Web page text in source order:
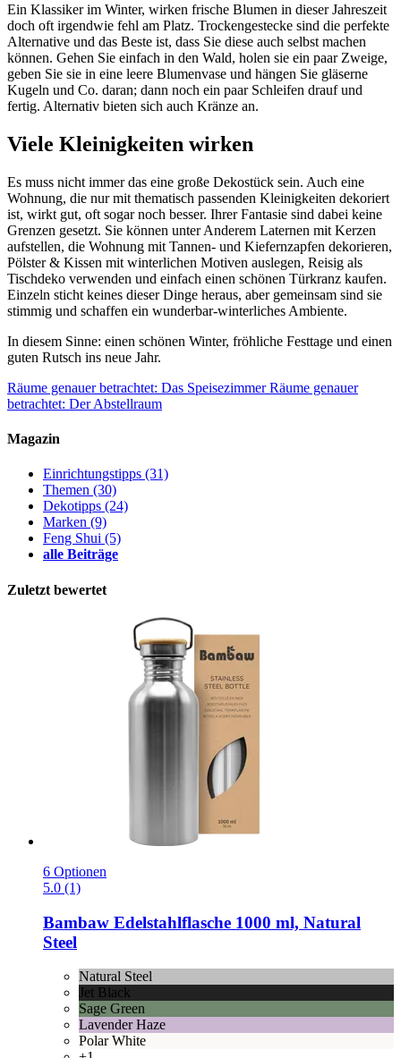
Ein Klassiker im Winter, wirken frische Blumen in dieser Jahreszeit
doch oft irgendwie fehl am Platz. Trockengestecke sind die perfekte
Alternative und das Beste ist, dass Sie diese auch selbst machen
können. Gehen Sie einfach in den Wald, holen sie ein paar Zweige,
geben Sie sie in eine leere Blumenvase und hängen Sie gläserne
Kugeln und Co. daran; dann noch ein paar Schleifen drauf und
fertig. Alternativ bieten sich auch Kränze an.
Viele Kleinigkeiten wirken
Es muss nicht immer das eine große Dekostück sein. Auch eine
Wohnung, die nur mit thematisch passenden Kleinigkeiten dekoriert
ist, wirkt gut, oft sogar noch besser. Ihrer Fantasie sind dabei keine
Grenzen gesetzt. Sie können unter Anderem Laternen mit Kerzen
aufstellen, die Wohnung mit Tannen- und Kiefernzapfen dekorieren,
Pölster & Kissen mit winterlichen Motiven auslegen, Reisig als
Tischdeko verwenden und einfach einen schönen Türkranz kaufen.
Einzeln sticht keines dieser Dinge heraus, aber gemeinsam sind sie
stimmig und schaffen ein wunderbar-winterliches Ambiente.
In diesem Sinne: einen schönen Winter, fröhliche Festtage und einen
guten Rutsch ins neue Jahr.
Räume genauer betrachtet: Das Speisezimmer Räume genauer
betrachtet: Der Abstellraum
Magazin
Einrichtungstipps (31)
Themen (30)
Dekotipps (24)
Marken (9)
Feng Shui (5)
alle Beiträge
Zuletzt bewertet
6 Optionen
5.0 (1)
Bambaw Edelstahlflasche 1000 ml, Natural
Steel
Natural Steel
Jet Black
Sage Green
Lavender Haze
Polar White